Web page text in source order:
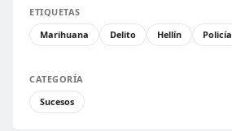
ETIQUETAS
Marihuana
Delito Hellín Policía
CATEGORÍA
Sucesos